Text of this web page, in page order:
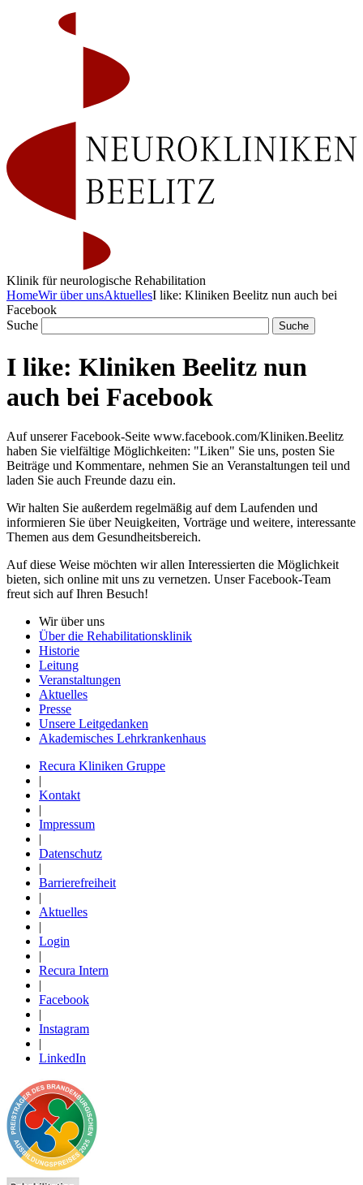
Klinik für neurologische Rehabilitation
HomeWir über unsAktuellesI like: Kliniken Beelitz nun auch bei
Facebook
Suche
I like: Kliniken Beelitz nun
auch bei Facebook
Auf unserer Facebook-Seite www.facebook.com/Kliniken.Beelitz
haben Sie vielfältige Möglichkeiten: "Liken" Sie uns, posten Sie
Beiträge und Kommentare, nehmen Sie an Veranstaltungen teil und
laden Sie auch Freunde dazu ein.
Wir halten Sie außerdem regelmäßig auf dem Laufenden und
informieren Sie über Neuigkeiten, Vorträge und weitere, interessante
Themen aus dem Gesundheitsbereich.
Auf diese Weise möchten wir allen Interessierten die Möglichkeit
bieten, sich online mit uns zu vernetzen. Unser Facebook-Team
freut sich auf Ihren Besuch!
Wir über uns
Über die Rehabilitationsklinik
Historie
Leitung
Veranstaltungen
Aktuelles
Presse
Unsere Leitgedanken
Akademisches Lehrkrankenhaus
Recura Kliniken Gruppe
|
Kontakt
|
Impressum
|
Datenschutz
|
Barrierefreiheit
|
Aktuelles
|
Login
|
Recura Intern
|
Facebook
|
Instagram
|
LinkedIn